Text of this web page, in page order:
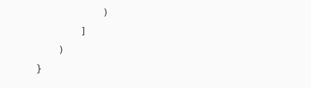
                )
            ]
        )
    }